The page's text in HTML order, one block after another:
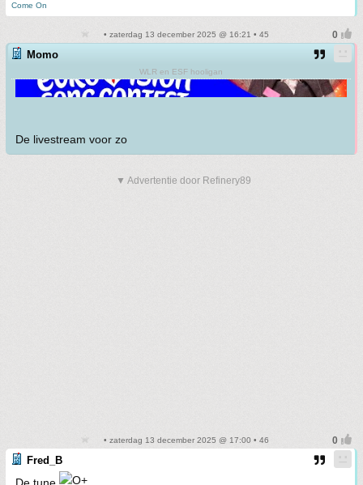
Come On
• zaterdag 13 december 2025 @ 16:21 • 45
Momo
WLR en ESF hooligan
De livestream voor zo
▼ Advertentie door Refinery89
• zaterdag 13 december 2025 @ 17:00 • 46
Fred_B